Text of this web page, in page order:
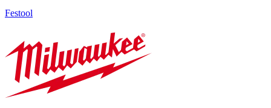
Festool